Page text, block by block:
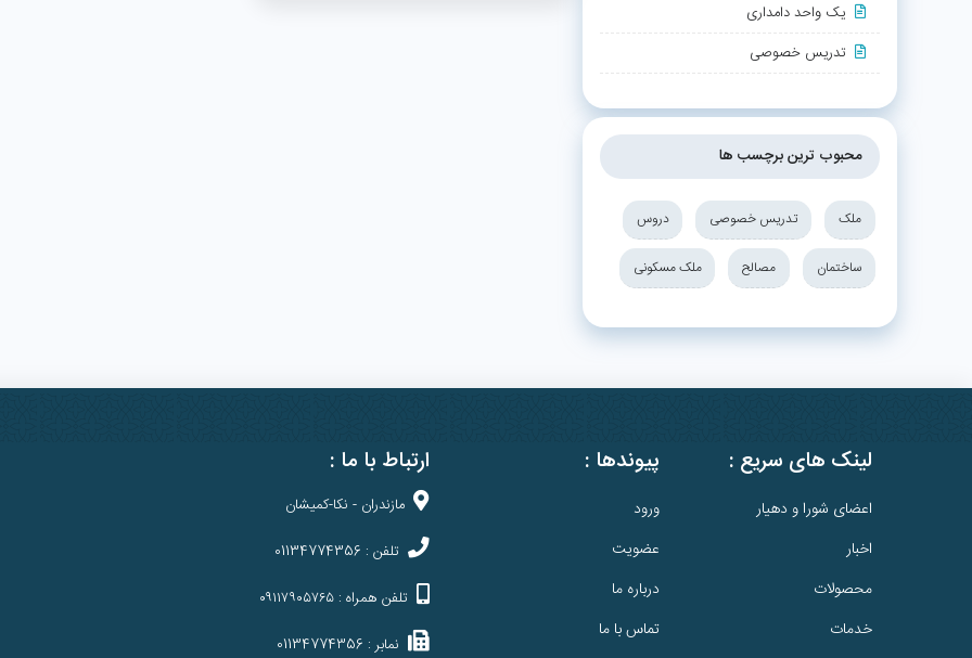
یک واحد دامداری
تدریس خصوصی
محبوب ترین برچسب ها
ملک تدریس خصوصی دروس
ساختمان مصالح ملک مسکونی
لینک های سریع :
اعضای شورا و دهیار
اخبار
محصولات
خدمات
پیوندها :
ورود
عضویت
درباره ما
تماس با ما
ارتباط با ما :
مازندران - نکا-کمیشان
تلفن : 01134774356
تلفن همراه : ۰۹۱۱۷۹۰۵۷۶۵
نمابر : 01134774356